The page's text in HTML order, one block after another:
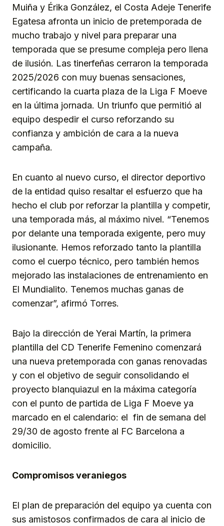
Muiña y Érika González, el Costa Adeje Tenerife
Egatesa afronta un inicio de pretemporada de
mucho trabajo y nivel para preparar una
temporada que se presume compleja pero llena
de ilusión. Las tinerfeñas cerraron la temporada
2025/2026 con muy buenas sensaciones,
certificando la cuarta plaza de la Liga F Moeve
en la última jornada. Un triunfo que permitió al
equipo despedir el curso reforzando su
confianza y ambición de cara a la nueva
campaña.
En cuanto al nuevo curso, el director deportivo
de la entidad quiso resaltar el esfuerzo que ha
hecho el club por reforzar la plantilla y competir,
una temporada más, al máximo nivel. “Tenemos
por delante una temporada exigente, pero muy
ilusionante. Hemos reforzado tanto la plantilla
como el cuerpo técnico, pero también hemos
mejorado las instalaciones de entrenamiento en
El Mundialito. Tenemos muchas ganas de
comenzar”, afirmó Torres.
Bajo la dirección de Yerai Martín, la primera
plantilla del CD Tenerife Femenino comenzará
una nueva pretemporada con ganas renovadas
y con el objetivo de seguir consolidando el
proyecto blanquiazul en la máxima categoría
con el punto de partida de Liga F Moeve ya
marcado en el calendario: el fin de semana del
29/30 de agosto frente al FC Barcelona a
domicilio.
Compromisos veraniegos
El plan de preparación del equipo ya cuenta con
sus amistosos confirmados de cara al inicio de